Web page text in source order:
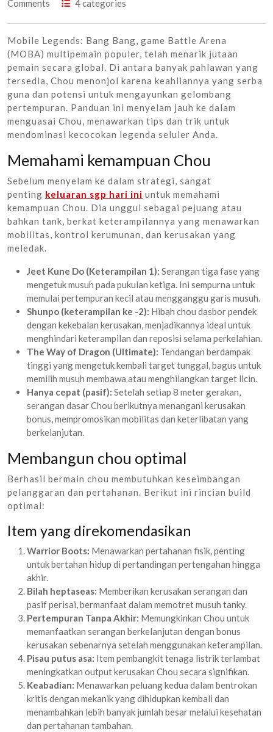
Comments
4 categories
Mobile Legends: Bang Bang, game Battle Arena
(MOBA) multipemain populer, telah menarik jutaan
pemain secara global. Di antara banyak pahlawan yang
tersedia, Chou menonjol karena keahliannya yang serba
guna dan potensi untuk mengayunkan gelombang
pertempuran. Panduan ini menyelam jauh ke dalam
menguasai Chou, menawarkan tips dan trik untuk
mendominasi kecocokan legenda seluler Anda.
Memahami kemampuan Chou
Sebelum menyelam ke dalam strategi, sangat
penting keluaran sgp hari ini untuk memahami
kemampuan Chou. Dia unggul sebagai pejuang atau
bahkan tank, berkat keterampilannya yang menawarkan
mobilitas, kontrol kerumunan, dan kerusakan yang
meledak.
Jeet Kune Do (Keterampilan 1): Serangan tiga fase yang
mengetuk musuh pada pukulan ketiga. Ini sempurna untuk
memulai pertempuran kecil atau mengganggu garis musuh.
Shunpo (keterampilan ke -2): Hibah chou dasbor pendek
dengan kekebalan kerusakan, menjadikannya ideal untuk
menghindari keterampilan dan reposisi selama perkelahian.
The Way of Dragon (Ultimate): Tendangan berdampak
tinggi yang mengetuk kembali target tunggal, bagus untuk
memilih musuh membawa atau menghilangkan target licin.
Hanya cepat (pasif): Setelah setiap 8 meter gerakan,
serangan dasar Chou berikutnya menangani kerusakan
bonus, mempromosikan mobilitas dan keterlibatan yang
berkelanjutan.
Membangun chou optimal
Berhasil bermain chou membutuhkan keseimbangan
pelanggaran dan pertahanan. Berikut ini rincian build
optimal:
Item yang direkomendasikan
Warrior Boots: Menawarkan pertahanan fisik, penting
untuk bertahan hidup di pertandingan pertengahan hingga
akhir.
Bilah heptaseas: Memberikan kerusakan serangan dan
pasif perisai, bermanfaat dalam memotret musuh tanky.
Pertempuran Tanpa Akhir: Memungkinkan Chou untuk
memanfaatkan serangan berkelanjutan dengan bonus
kerusakan sebenarnya setelah menggunakan keterampilan.
Pisau putus asa: Item pembangkit tenaga listrik terlambat
meningkatkan output kerusakan Chou secara signifikan.
Keabadian: Menawarkan peluang kedua dalam bentrokan
kritis dengan mekanik yang dihidupkan kembali dan
menambahkan lebih banyak jumlah besar melalui kesehatan
dan pertahanan tambahan.